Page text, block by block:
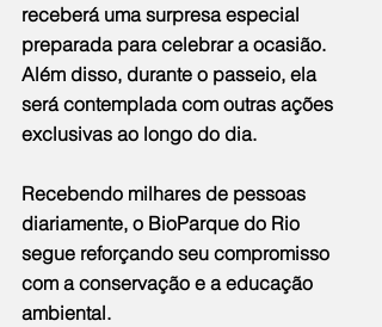
receberá uma surpresa especial
preparada para celebrar a ocasião.
Além disso, durante o passeio, ela
será contemplada com outras ações
exclusivas ao longo do dia.
Recebendo milhares de pessoas
diariamente, o BioParque do Rio
segue reforçando seu compromisso
com a conservação e a educação
ambiental.